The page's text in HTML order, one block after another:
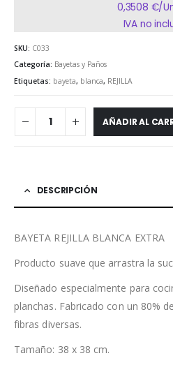
0,3508 €/
IVA no
SKU: C033
Categoría: Bayetas y Paños
Etiquetas: bayeta, blanca, REJILLA
AÑADIR AL
DESCRIPCIÓN
BAYETA REJILLA BLANCA EXTRA
Producto suave que arrastra la
Diseñado especialmente para
planchas. Fabricado con un 80%
fibras diversas.
Tamaño: 38 x 38 cm.